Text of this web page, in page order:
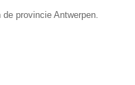
provincie Antwerpen.